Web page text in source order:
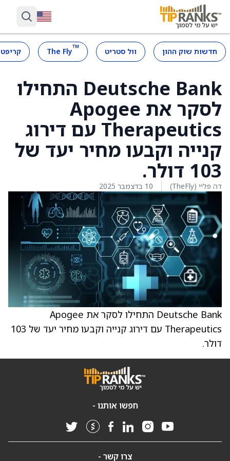
חדשות שוק ההון וול סטריט ™
The Fly
Deutsche Bank התחילו
לסקר את Apogee
Therapeutics עם דירוג
קנייה וקבעו מחיר יעד של
103 דולר.
דה פליי (TheFly) 10 בדצמבר 2025
Deutsche Bank התחילו לסקר את Apogee
Therapeutics עם דירוג קנייה וקבעו מחיר יעד של 103
דולר.
חפשו אותנו -
צרו קשר -